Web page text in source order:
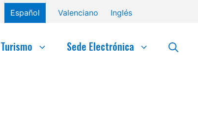
Español Valenciano Inglés
Turismo Sede Electrónica